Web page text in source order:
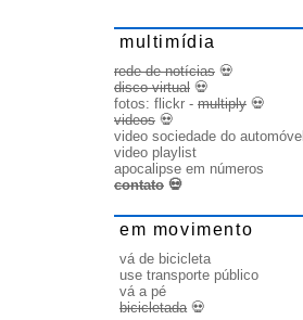
multimídia
rede de notícias 💀
disco virtual 💀
fotos: flickr - multiply 💀
videos 💀
video sociedade do automóvel
video playlist
apocalipse em números
contato 💀
em movimento
vá de bicicleta
use transporte público
vá a pé
bicicletada💀